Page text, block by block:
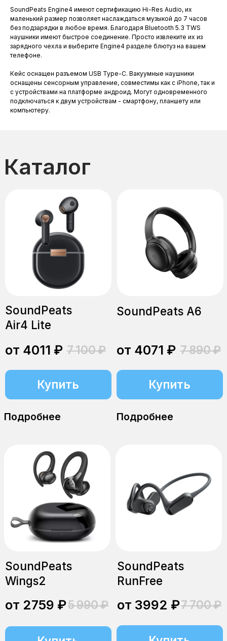
SoundPeats Engine4 имеют сертификацию Hi-Res Audio, их
маленький размер позволяет наслаждаться музыкой до 7 часов
без подзарядки в любое время. Благодаря Bluetooth 5.3 TWS
наушники имеют быстрое соединение. Просто извлеките их из
зарядного чехла и выберите Engine4 разделе блютуз на вашем
телефоне.
Кейс оснащен разъемом USB Type-C. Вакуумные наушники
оснащены сенсорным управление, совместимы как с iPhone, так и
с устройствами на платформе андроид. Могут одновременного
подключаться к двум устройствам - смартфону, планшету или
компьютеру.
SoundPeats
Air4 Lite
от 4011 ₽ 7 100 ₽
Wings2
от 2759 ₽5 990 ₽
RunFree
Купить Купить
Engine4
от 4781 ₽
Купить
Подробнее
SoundPeats
Clear, чёрный
SoundPeats
SoundPeats A6
от 4071 ₽ 7 890 ₽
Capsule 3 Pro
от 5044 ₽
Подробнее